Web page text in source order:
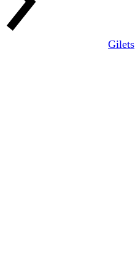
Gilets